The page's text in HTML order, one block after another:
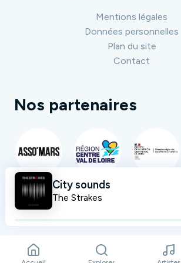
Mentions légales
Données personnelles
Plan du site
Contact
Nos partenaires
City sounds
The Strakes